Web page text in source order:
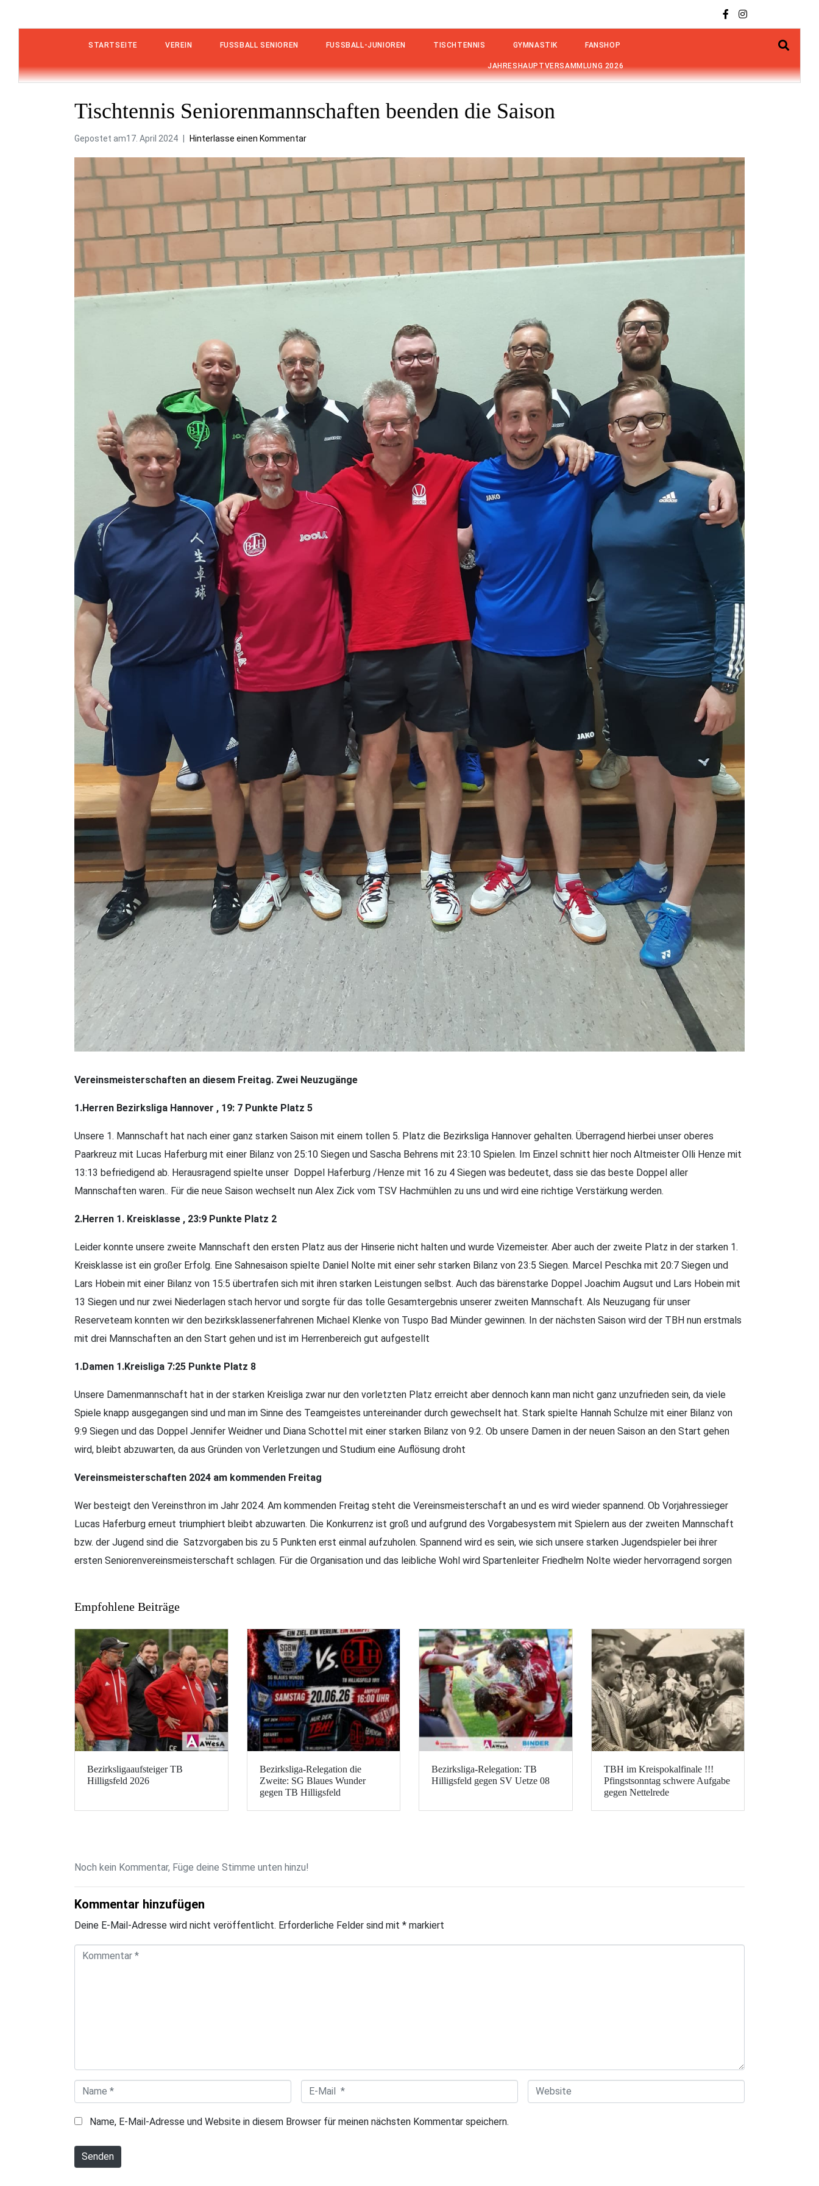
STARTSEITE VEREIN FUSSBALL SENIOREN FUSSBALL-JUNIOREN TISCHTENNIS GYMNASTIK FANSHOP
JAHRESHAUPTVERSAMMLUNG 2026
Tischtennis Seniorenmannschaften beenden die Saison
Gepostet am17. April 2024 Hinterlasse einen Kommentar
Vereinsmeisterschaften an diesem Freitag. Zwei Neuzugänge
1.Herren Bezirksliga Hannover , 19: 7 Punkte Platz 5
Unsere 1. Mannschaft hat nach einer ganz starken Saison mit einem tollen 5. Platz die Bezirksliga Hannover gehalten. Überragend hierbei unser oberes
Paarkreuz mit Lucas Haferburg mit einer Bilanz von 25:10 Siegen und Sascha Behrens mit 23:10 Spielen. Im Einzel schnitt hier noch Altmeister Olli Henze mit
13:13 befriedigend ab. Herausragend spielte unser Doppel Haferburg /Henze mit 16 zu 4 Siegen was bedeutet, dass sie das beste Doppel aller
Mannschaften waren.. Für die neue Saison wechselt nun Alex Zick vom TSV Hachmühlen zu uns und wird eine richtige Verstärkung werden.
2.Herren 1. Kreisklasse , 23:9 Punkte Platz 2
Leider konnte unsere zweite Mannschaft den ersten Platz aus der Hinserie nicht halten und wurde Vizemeister. Aber auch der zweite Platz in der starken 1.
Kreisklasse ist ein großer Erfolg. Eine Sahnesaison spielte Daniel Nolte mit einer sehr starken Bilanz von 23:5 Siegen. Marcel Peschka mit 20:7 Siegen und
Lars Hobein mit einer Bilanz von 15:5 übertrafen sich mit ihren starken Leistungen selbst. Auch das bärenstarke Doppel Joachim Augsut und Lars Hobein mit
13 Siegen und nur zwei Niederlagen stach hervor und sorgte für das tolle Gesamtergebnis unserer zweiten Mannschaft. Als Neuzugang für unser
Reserveteam konnten wir den bezirksklassenerfahrenen Michael Klenke von Tuspo Bad Münder gewinnen. In der nächsten Saison wird der TBH nun erstmals
mit drei Mannschaften an den Start gehen und ist im Herrenbereich gut aufgestellt
1.Damen 1.Kreisliga 7:25 Punkte Platz 8
Unsere Damenmannschaft hat in der starken Kreisliga zwar nur den vorletzten Platz erreicht aber dennoch kann man nicht ganz unzufrieden sein, da viele
Spiele knapp ausgegangen sind und man im Sinne des Teamgeistes untereinander durch gewechselt hat. Stark spielte Hannah Schulze mit einer Bilanz von
9:9 Siegen und das Doppel Jennifer Weidner und Diana Schottel mit einer starken Bilanz von 9:2. Ob unsere Damen in der neuen Saison an den Start gehen
wird, bleibt abzuwarten, da aus Gründen von Verletzungen und Studium eine Auflösung droht
Vereinsmeisterschaften 2024 am kommenden Freitag
Wer besteigt den Vereinsthron im Jahr 2024. Am kommenden Freitag steht die Vereinsmeisterschaft an und es wird wieder spannend. Ob Vorjahressieger
Lucas Haferburg erneut triumphiert bleibt abzuwarten. Die Konkurrenz ist groß und aufgrund des Vorgabesystem mit Spielern aus der zweiten Mannschaft
bzw. der Jugend sind die Satzvorgaben bis zu 5 Punkten erst einmal aufzuholen. Spannend wird es sein, wie sich unsere starken Jugendspieler bei ihrer
ersten Seniorenvereinsmeisterschaft schlagen. Für die Organisation und das leibliche Wohl wird Spartenleiter Friedhelm Nolte wieder hervorragend sorgen
Empfohlene Beiträge
Bezirksligaaufsteiger TB
Hilligsfeld 2026
Bezirksliga-Relegation die
Zweite: SG Blaues Wunder
gegen TB Hilligsfeld
Bezirksliga-Relegation: TB
Hilligsfeld gegen SV Uetze 08
TBH im Kreispokalfinale !!!
Pfingstsonntag schwere Aufgabe
gegen Nettelrede
Noch kein Kommentar, Füge deine Stimme unten hinzu!
Kommentar hinzufügen
Deine E-Mail-Adresse wird nicht veröffentlicht. Erforderliche Felder sind mit * markiert
a
r
*
a
m
e
-
M
e
Name, E-Mail-Adresse und Website in diesem Browser für meinen nächsten Kommentar speichern.
Senden